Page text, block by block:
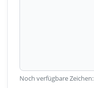
Noch verfügbare Zeichen: